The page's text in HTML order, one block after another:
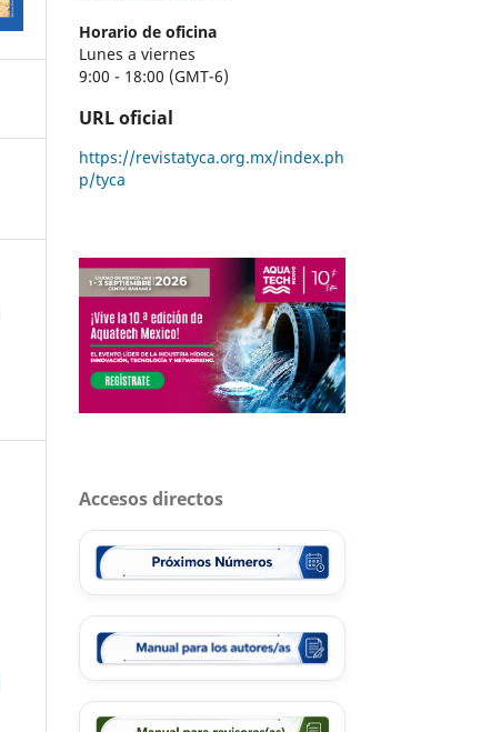
Horario de oficina
Lunes a viernes
9:00 - 18:00 (GMT-6)
URL oficial
https://revistatyca.org.mx/index.ph
p/tyca
Accesos directos